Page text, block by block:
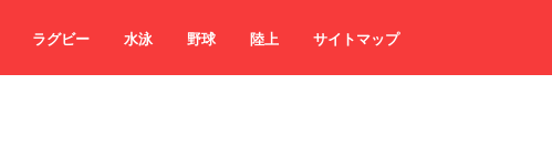
ラグビー 水泳 野球 陸上 サイトマップ